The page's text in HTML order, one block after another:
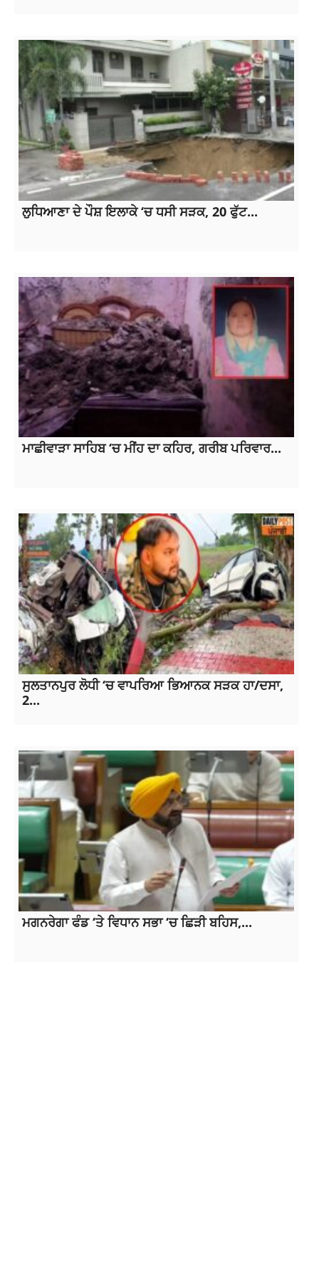
ਲੁਧਿਆਣਾ ਦੇ ਪੌਸ਼ ਇਲਾਕੇ ‘ਚ ਧਸੀ ਸੜਕ, 20 ਫੁੱਟ...
ਮਾਛੀਵਾੜਾ ਸਾਹਿਬ ‘ਚ ਮੀਂਹ ਦਾ ਕਹਿਰ, ਗਰੀਬ ਪਰਿਵਾਰ...
ਸੁਲਤਾਨਪੁਰ ਲੋਧੀ ‘ਚ ਵਾਪਰਿਆ ਭਿਆਨਕ ਸੜਕ ਹਾ/ਦਸਾ,
2...
ਮਗਨਰੇਗਾ ਫੰਡ ‘ਤੇ ਵਿਧਾਨ ਸਭਾ ‘ਚ ਛਿੜੀ ਬਹਿਸ,...